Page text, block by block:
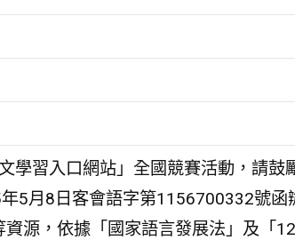
學習入口網站」全國競賽活動，請鼓
5月8日客會語字第1156700332號函
源，依據「國家語言發展法」及「